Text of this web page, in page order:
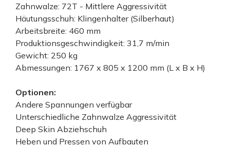
Zahnwalze: 72T - Mittlere Aggressivität
Häutungsschuh: Klingenhalter (Silberhaut)
Arbeitsbreite: 460 mm
Produktionsgeschwindigkeit: 31,7 m/min
Gewicht: 250 kg
Abmessungen: 1767 x 805 x 1200 mm (L x B x H)
Optionen:
Andere Spannungen verfügbar
Unterschiedliche Zahnwalze Aggressivität
Deep Skin Abziehschuh
Heben und Pressen von Aufbauten